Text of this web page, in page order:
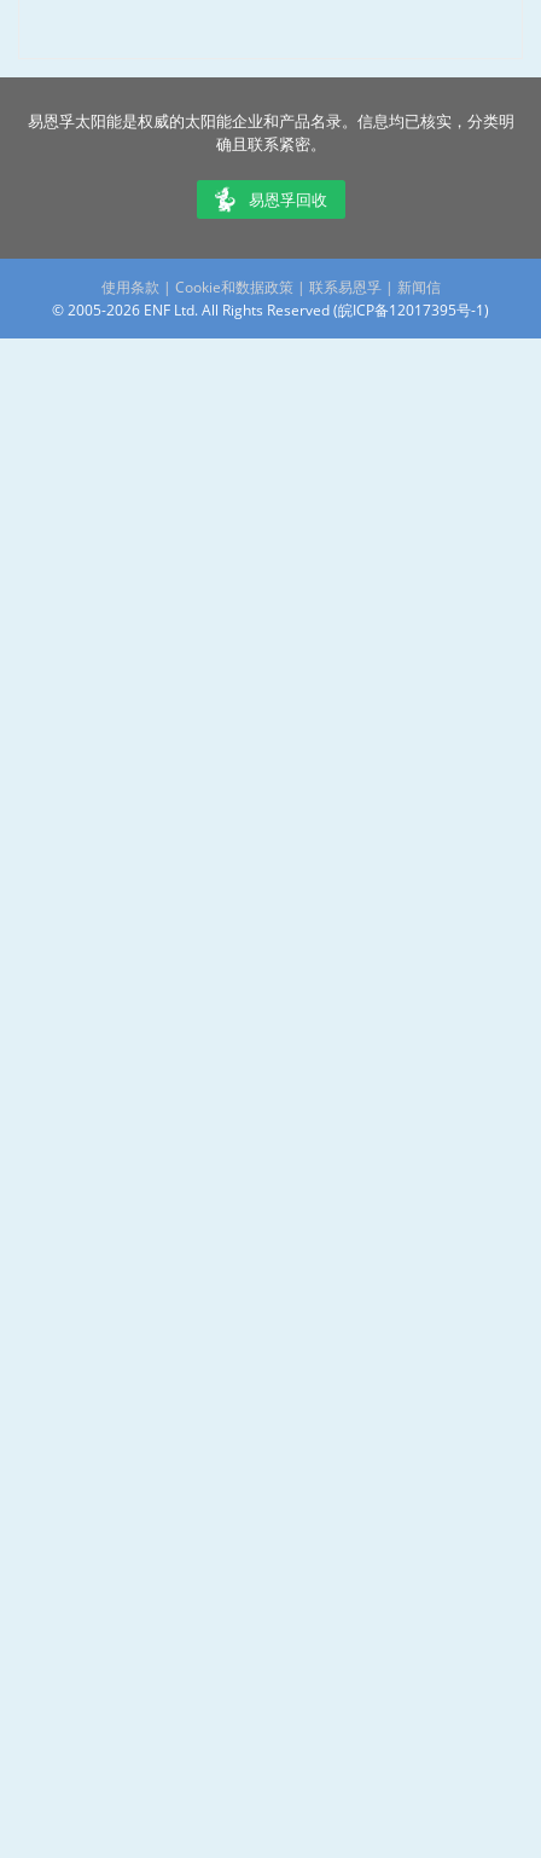
易恩孚太阳能是权威的太阳能企业和产品名录。信息均已核实，分类明
确且联系紧密。
易恩孚回收
使用条款 | Cookie和数据政策| 联系易恩孚 | 新闻信
© 2005-2026 ENF Ltd. All Rights Reserved (皖ICP备12017395号-1)